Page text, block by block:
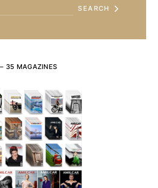
SEARCH
35 MAGAZINES